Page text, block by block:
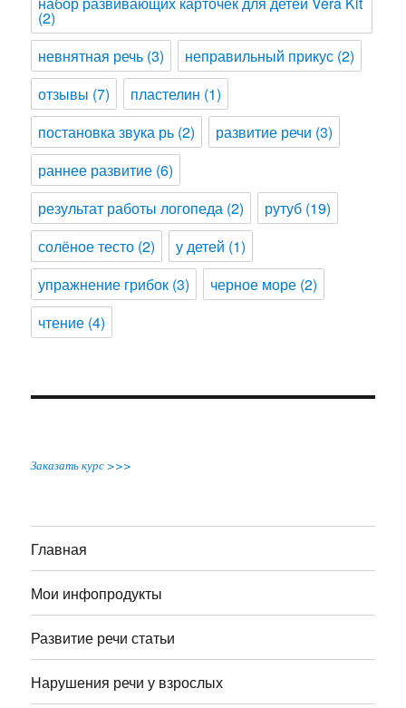
(2)
невнятная речь (3) неправильный прикус (2)
отзывы (7) пластелин (1)
постановка звука рь (2) развитие речи (3)
раннее развитие (6)
результат работы логопеда (2) рутуб (19)
солёное тесто (2) у детей (1)
упражнение грибок (3) черное море (2)
чтение (4)
Заказать курс >>>
Главная
Мои инфопродукты
Развитие речи статьи
Нарушения речи у взрослых